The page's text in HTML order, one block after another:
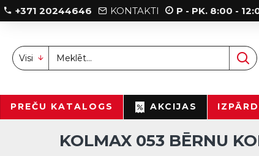
+371 20244646 KONTAKTI P - PK. 8:00 -
Visi
PREČU KATALOGS AKCIJAS
KOLMAX 053 BĒRNU